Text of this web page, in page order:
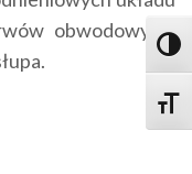
obwodowych,